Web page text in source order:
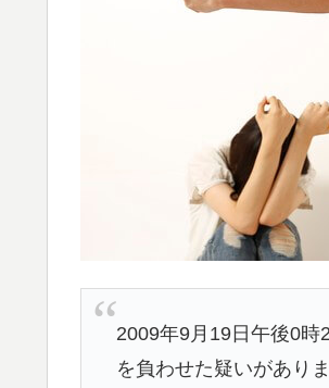
2009年9月19日午後0
を負わせた疑いがありま